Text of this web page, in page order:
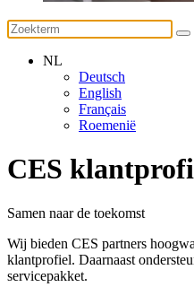
NL
Deutsch
English
Français
Roemenië
CES
Samen naar de toekomst
Wij bieden CES partners
klantprofiel. Daarnaast
servicepakket.